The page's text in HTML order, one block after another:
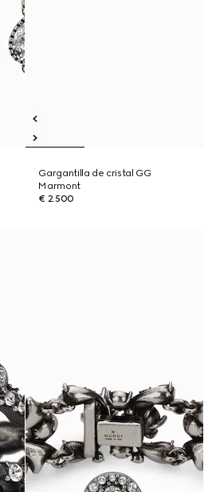
Gargantilla de cristal GG
Marmont
€ 2.500